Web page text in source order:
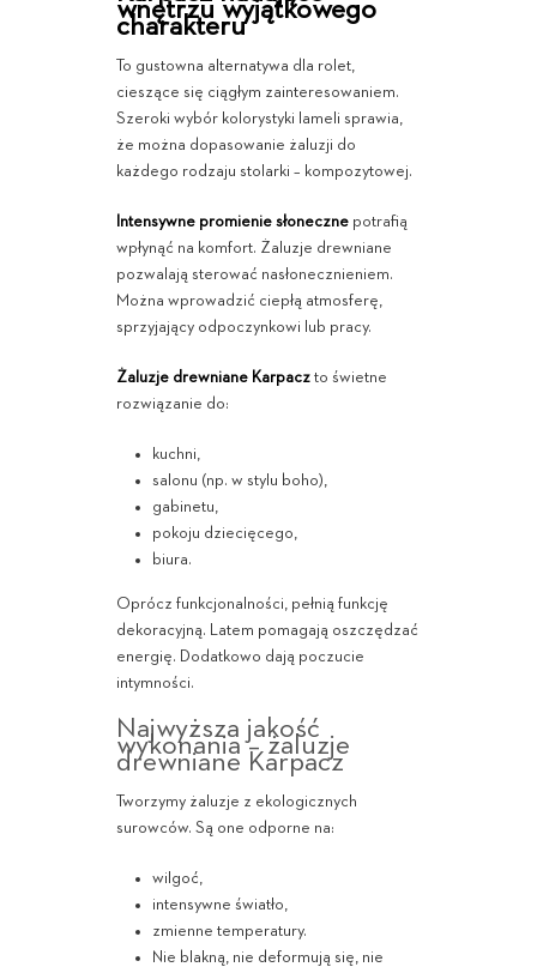
wnętrzu wyjątkowego
charakteru
To gustowna alternatywa dla rolet,
cieszące się ciągłym zainteresowaniem.
Szeroki wybór kolorystyki lameli sprawia,
że można dopasowanie żaluzji do
każdego rodzaju stolarki – kompozytowej.
Intensywne promienie słonecznepotrafią
wpłynąć na komfort. Żaluzje drewniane
pozwalają sterować nasłonecznieniem.
Można wprowadzić ciepłą atmosferę,
sprzyjający odpoczynkowi lub pracy.
Żaluzje drewniane Karpaczto świetne
rozwiązanie do:
kuchni,
salonu (np. w stylu boho),
gabinetu,
pokoju dziecięcego,
biura.
Oprócz funkcjonalności, pełnią funkcję
dekoracyjną. Latem pomagają oszczędzać
energię. Dodatkowo dają poczucie
intymności.
Najwyższa jakość
wykonania – żaluzje
drewniane Karpacz
Tworzymy żaluzje z ekologicznych
surowców. Są one odporne na:
wilgoć,
intensywne światło,
zmienne temperatury.
Nie blakną, nie deformują się, nie